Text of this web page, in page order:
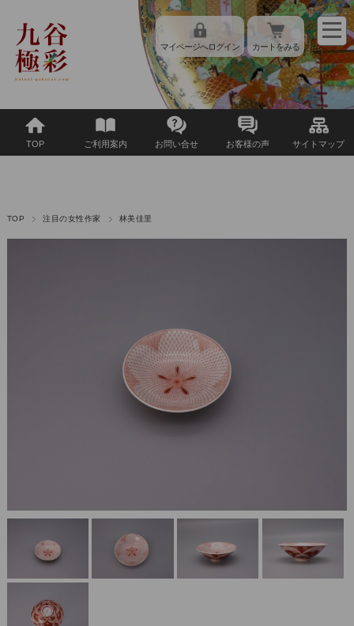
マイページへログイン カートをみる
TOP ご利用案内 お問い合せ お客様の声 サイトマップ
TOP 注目の女性作家 林美佳里